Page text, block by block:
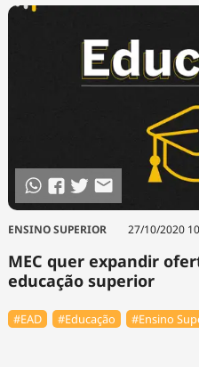
ENSINO SUPERIOR 27/10/2020
MEC quer expandir
educação superior
#EAD #Educação #Ensino